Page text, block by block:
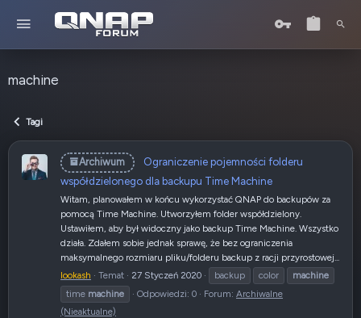
machine
Tagi
Archiwum
Ograniczenie pojemności folderu
współdzielonego dla backupu Time Machine
Witam, planowałem w końcu wykorzystać QNAP do backupów za
pomocą Time Machine. Utworzyłem folder współdzielony.
Ustawiłem, aby był widoczny jako backup Time Machine. Wszystko
działa. Zdałem sobie jednak sprawę, że bez ograniczenia
maksymalnego rozmiaru pliku/folderu backup z racji przyrostowej...
lookash
Temat 27 Styczeń 2020 backup color
machine
time machine Odpowiedzi: 0 Forum: Archiwalne
(Nieaktualne)